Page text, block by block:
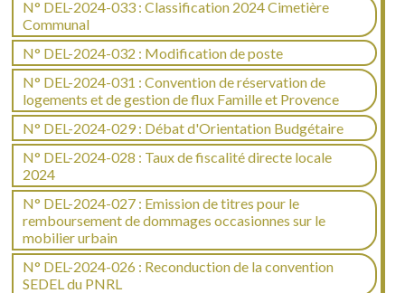
N° DEL-2024-033 : Classification 2024 Cimetière
Communal
N° DEL-2024-032 : Modification de poste
N° DEL-2024-031 : Convention de réservation de
logements et de gestion de flux Famille et Provence
N° DEL-2024-029 : Débat d'Orientation Budgétaire
N° DEL-2024-028 : Taux de fiscalité directe locale
2024
N° DEL-2024-027 : Emission de titres pour le
remboursement de dommages occasionnes sur le
mobilier urbain
N° DEL-2024-026 : Reconduction de la convention
SEDEL du PNRL